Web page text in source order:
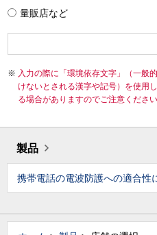
量販店など
入力の際に「環境依存文字」（一般
けないとされる漢字や記号）を使用
る場合がありますのでご注意ください
製品
携帯電話の電波防護への適合性